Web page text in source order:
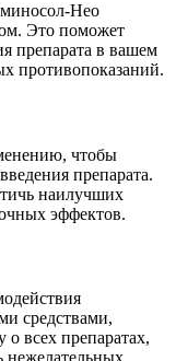
Нео
Это поможет
препарата в вашем
противопоказаний.
чтобы
препарата.
наилучших
эффектов.
средствами,
всех препаратах,